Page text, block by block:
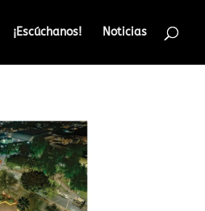
¡Escúchanos! Noticias